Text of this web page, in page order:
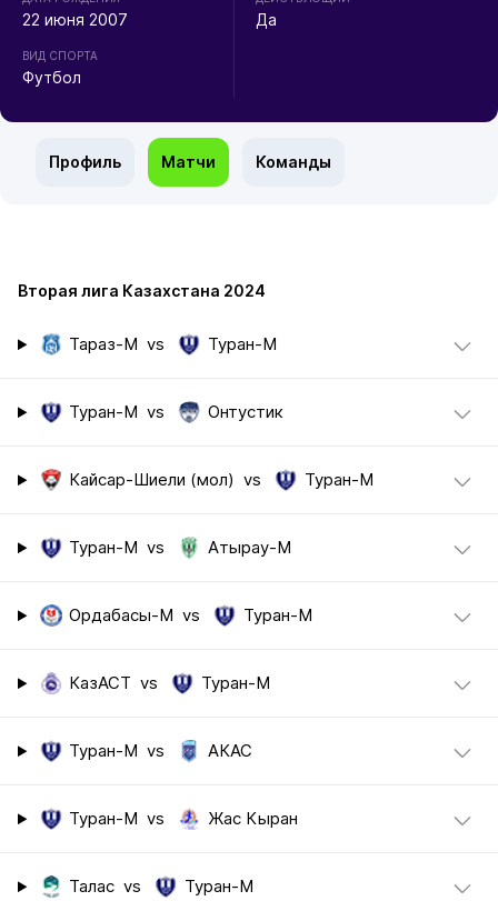
22 июня 2007
ВИД СПОРТА
Футбол
Да
Профиль Матчи Команды
Вторая лига Казахстана 2024
Тараз-М vs Туран-М
Туран-М vs Онтустик
Кайсар-Шиели (мол) vs Туран-М
Туран-М vs Атырау-М
Ордабасы-М vs Туран-М
КазАСТ vs Туран-М
Туран-М vs АКАС
Туран-М vs Жас Кыран
Талас vs Туран-М